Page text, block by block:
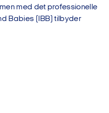
med det professionelle
Babies (IBB) tilbyder